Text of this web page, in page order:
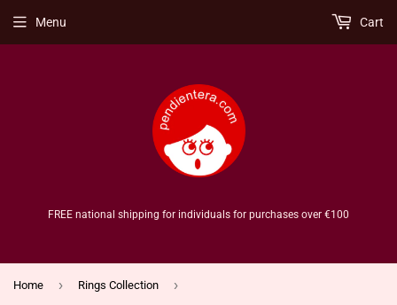
FREE national shipping for individuals for purchases over €100
Menu Cart
Home › Rings Collection ›